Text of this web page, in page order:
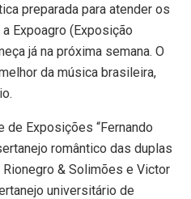
preparada para atender os
Expoagro (Exposição
já na próxima semana. O
da música brasileira,
de Exposições “Fernando
romântico das duplas
& Solimões e Victor
universitário de